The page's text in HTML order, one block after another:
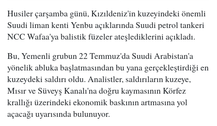
Husiler çarşamba günü, Kızıldeniz'in kuzeyindeki önemli
Suudi liman kenti Yenbu açıklarında Suudi petrol tankeri
NCC Wafaa'ya balistik füzeler ateşlediklerini açıkladı.
Bu, Yemenli grubun 22 Temmuz'da Suudi Arabistan'a
yönelik abluka başlatmasından bu yana gerçekleştirdiği en
kuzeydeki saldırı oldu. Analistler, saldırıların kuzeye,
Mısır ve Süveyş Kanalı'na doğru kaymasının Körfez
krallığı üzerindeki ekonomik baskının artmasına yol
açacağı uyarısında bulunuyor.